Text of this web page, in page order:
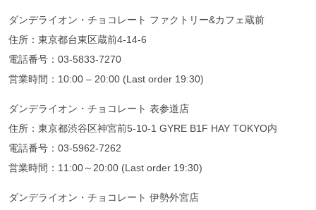
ダンデライオン・チョコレート ファクトリー&カフェ蔵前
住所：東京都台東区蔵前4-14-6
電話番号：03-5833-7270
営業時間：10:00 – 20:00 (Last order 19:30)
ダンデライオン・チョコレート 表参道店
住所：東京都渋谷区神宮前5-10-1 GYRE B1F HAY TOKYO内
電話番号：03-5962-7262
営業時間：11:00～20:00 (Last order 19:30)
ダンデライオン・チョコレート 伊勢外宮店